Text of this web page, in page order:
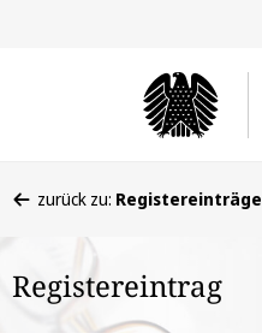
befinden
hier:
zurück zu: Registereinträge
Registereintrag